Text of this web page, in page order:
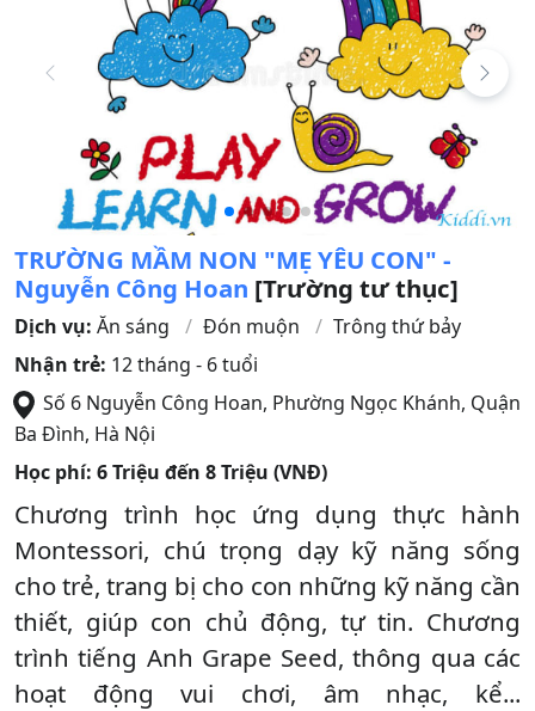
TRƯỜNG MẦM NON "MẸ YÊU CON" -
Nguyễn Công Hoan [Trường tư thục]
Dịch vụ: Ăn sáng Đón muộn
Trông thứ bảy
Nhận trẻ: 12 tháng - 6 tuổi
Số 6 Nguyễn Công Hoan, Phường Ngọc Khánh, Quận
Ba Đình, Hà Nội
Học phí: 6 Triệu đến 8 Triệu (VNĐ)
Chương trình học ứng dụng thực hành
Montessori, chú trọng dạy kỹ năng sống
cho trẻ, trang bị cho con những kỹ năng cần
thiết, giúp con chủ động, tự tin. Chương
trình tiếng Anh Grape Seed, thông qua các
hoạt động vui chơi, âm nhạc, kể...